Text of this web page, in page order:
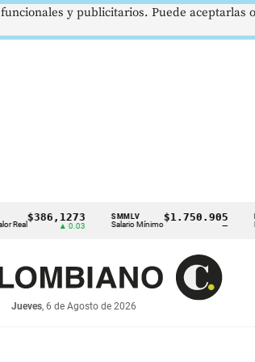
$386,1273
▲ 0.03
SMMLV
Salario Mínimo
$1.750.905 BRENT
Petróleo
Jueves, 6 de Agosto de 2026
y publicitarios. Puede aceptarlas